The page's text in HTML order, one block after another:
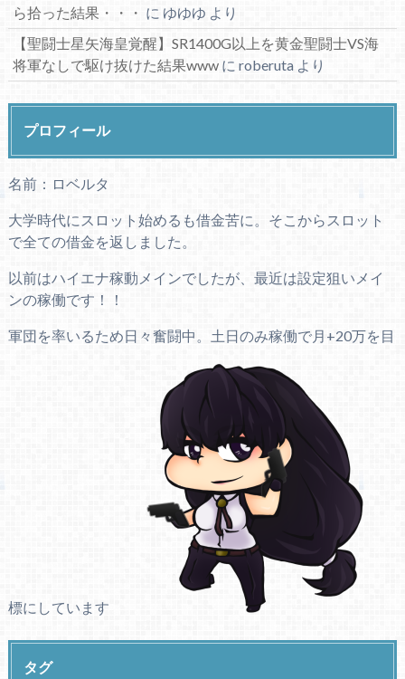
ら拾った結果・・・ に ゆゆゆ より
【聖闘士星矢海皇覚醒】SR1400G以上を黄金聖闘士VS海
将軍なしで駆け抜けた結果wwwに roberutaより
プロフィール
名前：ロベルタ
大学時代にスロット始めるも借金苦に。そこからスロット
で全ての借金を返しました。
以前はハイエナ稼動メインでしたが、最近は設定狙いメイ
ンの稼働です！！
軍団を率いるため日々奮闘中。土日のみ稼働で月+20万を目
標にしています
タグ